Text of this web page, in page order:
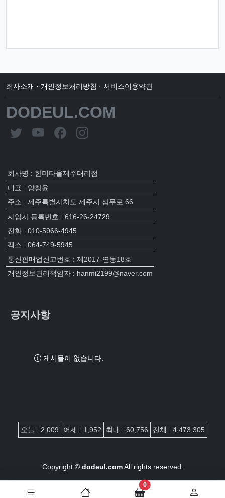
회사소개 · 개인정보처리방침 · 서비스이용약관
DODEUL.COM
회사명 : 한미타올제주대리점
대표 : 양창윤
주소 : 제주특별자치도 제주시 삼무로 66
사업자 등록번호 : 616-26-24729
전화 : 010-5966-4945
팩스 : 064-749-5945
통신판매업신고번호 : 제2017-연동18호
개인정보관리책임자 : hanmi2199@naver.com
공지사항
게시물이 없습니다.
접속자집계
오늘 : 2,009 어제 : 1,952 최대 : 60,756 전체 : 4,473,305
Copyright © dodeul.comAll rights reserved.
0장바구니 담은 개수